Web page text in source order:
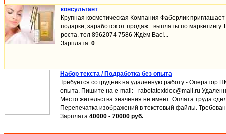
консультант
Крупная косметическая Компания Фаберлик приглашает
подарки, заработок от продаж+ выплаты по маркетингу.
роста. тел 8962074 7586 Ждём Вас!...
Зарплата: 0
Набор текста / Подработка без опыта
Требуется сотрудник на удаленную работу - Оператор
опыта. Пишите на e-mail: - rabotatextdoc@mail.ru
Место жительства значения не имеет. Оплата труда
Перепечатка изображений в текстовый файлы.
Зарплата 40000 - 70000 руб.